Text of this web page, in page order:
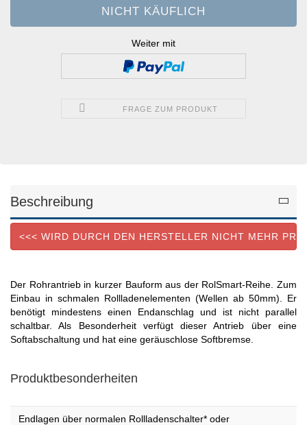
Weiter mit
FRAGE ZUM PRODUKT
Beschreibung
<<< WIRD DURCH DEN HERSTELLER NICHT MEHR
Der Rohrantrieb in kurzer Bauform aus der RolSmart-Reihe. Zum
Einbau in schmalen Rollladenelementen (Wellen ab 50mm). Er
benötigt mindestens einen Endanschlag und ist nicht parallel
schaltbar. Als Besonderheit verfügt dieser Antrieb über eine
Softabschaltung und hat eine geräuschlose Softbremse.
Produktbesonderheiten
Endlagen über normalen Rollladenschalter* oder